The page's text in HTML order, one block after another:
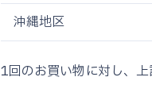
沖縄地区
1回のお買い物に対し、上